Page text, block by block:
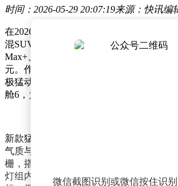
时间：2026-05-29 20:07:19来源：快讯编
在2026粤港澳大湾区车展上，东风猛士
混SUV新款猛士M817正式开启全球预售
Max+、Ultra三款配置车型，官方预售价
元。作为猛士与华为乾崑深度共创的首
极猛动力2.0系统、华为乾崑ADS 5辅助
舱6，为消费者带来全新的智能越野体验。
新款猛士M817延续了“东方醒狮”家族设
气质与现代科技美学完美融合。前脸采
栅，搭配造型源自古代兵器“戈”的“止戈
灯组内部嵌入越王勾践剑菱形纹饰，中
微信截图识别或微信按住识